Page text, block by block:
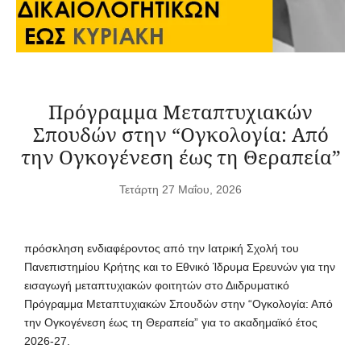
Πρόγραμμα Μεταπτυχιακών
Σπουδών στην “Ογκολογία: Από
την Ογκογένεση έως τη Θεραπεία”
Τετάρτη 27 Μαΐου, 2026
πρόσκληση ενδιαφέροντος από την Ιατρική Σχολή του
Πανεπιστημίου Κρήτης και το Εθνικό Ίδρυμα Ερευνών για την
εισαγωγή μεταπτυχιακών φοιτητών στο Διιδρυματικό
Πρόγραμμα Μεταπτυχιακών Σπουδών στην “Ογκολογία: Από
την Ογκογένεση έως τη Θεραπεία” για το ακαδημαϊκό έτος
2026-27.